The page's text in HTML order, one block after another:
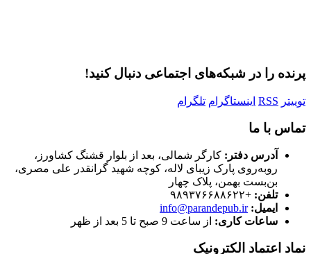
پرنده را در شبکه‌های اجتماعی دنبال کنید!
توییتر RSS اینستاگرام تلگرام
تماس با ما
آدرس دفتر: کارگر شمالی، بعد از بلوار قشنگ کشاورز،
روبه‌روی پارک زیبای لاله، کوچه شهید گرانقدر علی مصری،
بن‌بست بهمن، پلاک چهار
تلفن: +۹۸۹۳۷۶۶۸۸۶۲۲
ایمیل: info@parandepub.ir
ساعات کاری: از ساعت 9 صبح تا 5 بعد از ظهر
نماد اعتماد الکترونیک